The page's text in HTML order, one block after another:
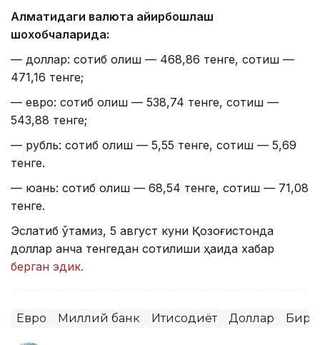
Алматидаги валюта айирбошлаш
шохобчаларида:
— доллар: сотиб олиш — 468,86 тенге, сотиш —
471,16 тенге;
— евро: сотиб олиш — 538,74 тенге, сотиш —
543,88 тенге;
— рубль: сотиб олиш — 5,55 тенге, сотиш — 5,69
тенге.
— юань: сотиб олиш — 68,54 тенге, сотиш — 71,08
тенге.
Эслатиб ўтамиз, 5 август куни Қозоғистонда
доллар қанча тенгедан сотилиши ҳақида хабар
берган эдик.
Евро Миллий банк Иқтисодиёт Доллар